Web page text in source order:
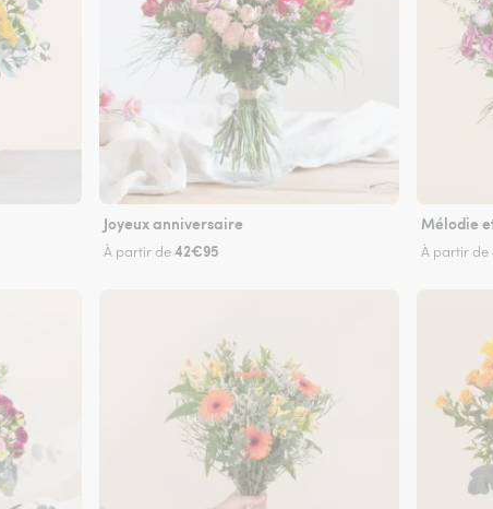
Joyeux anniversaire
À partir de42€95
Mélodie
À partir de